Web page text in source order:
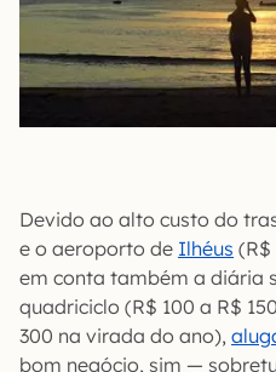
Devido ao alto custo do
e o aeroporto de Ilhéus (R$
em conta também a diária
quadriciclo (R$ 100 a R$
300 na virada do ano),
bom negócio, sim —